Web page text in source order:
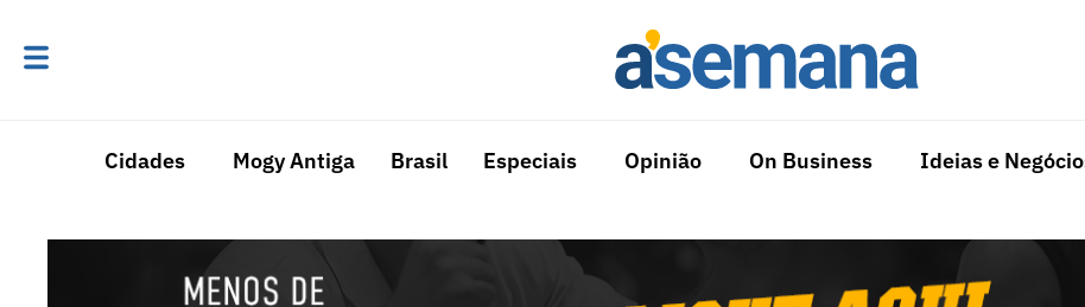
Cidades Mogy Antiga Brasil Especiais Opinião On Business Ideias e